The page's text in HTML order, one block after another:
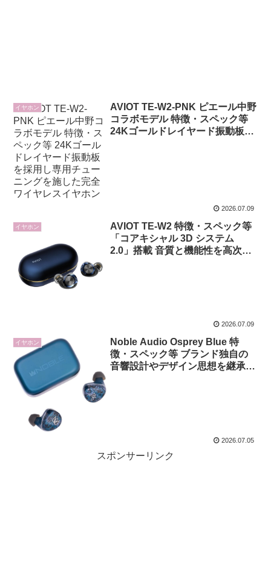
イヤホン
AVIOT TE-W2-PNK ピエール中野
コラボモデル 特徴・スペック等
24Kゴールドレイヤード振動板を
2026.07.09
イヤホン
AVIOT TE-W2 特徴・スペック等
「コアキシャル 3D システム
2.0」搭載 音質と機能性を高次元
2026.07.09
イヤホン
Noble Audio Osprey Blue 特
徴・スペック等 ブランド独自の
音響設計やデザイン思想を継承し
2026.07.05
スポンサーリンク